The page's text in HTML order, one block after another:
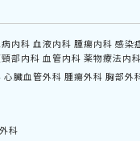
内科 血液内科 腫瘍内科 感染
部内科 血管内科 薬物療法内科
心臓血管外科 腫瘍外科 胸部外
科